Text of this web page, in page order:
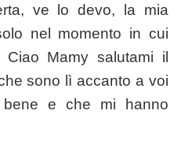
ve lo devo, la mia
nel momento in cui
Ciao Mamy salutami il
sono lì accanto a voi
e che mi hanno